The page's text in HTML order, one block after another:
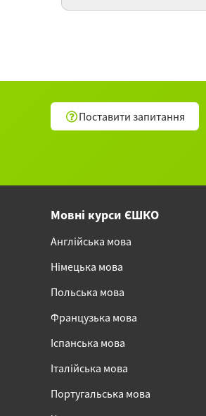
Поставити запитання
Мовні курси ЄШКО
Англійська мова
Німецька мова
Польська мова
Французька мова
Іспанська мова
Італійська мова
Португальська мова